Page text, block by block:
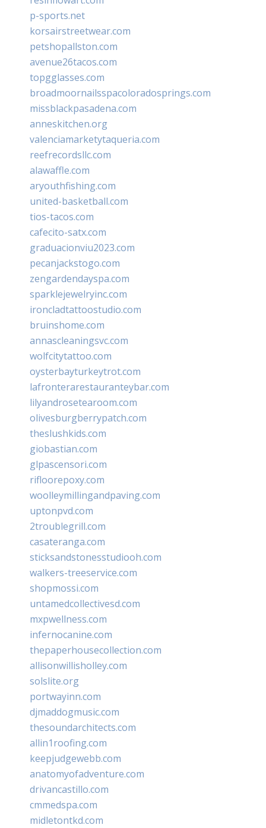
p-sports.net
korsairstreetwear.com
petshopallston.com
avenue26tacos.com
topgglasses.com
broadmoornailsspacoloradosprings.com
missblackpasadena.com
anneskitchen.org
valenciamarketytaqueria.com
reefrecordsllc.com
alawaffle.com
aryouthfishing.com
united-basketball.com
tios-tacos.com
cafecito-satx.com
graduacionviu2023.com
pecanjackstogo.com
zengardendayspa.com
sparklejewelryinc.com
ironcladtattoostudio.com
bruinshome.com
annascleaningsvc.com
wolfcitytattoo.com
oysterbayturkeytrot.com
lafronterarestauranteybar.com
lilyandrosetearoom.com
olivesburgberrypatch.com
theslushkids.com
giobastian.com
glpascensori.com
rifloorepoxy.com
woolleymillingandpaving.com
uptonpvd.com
2troublegrill.com
casateranga.com
sticksandstonesstudiooh.com
walkers-treeservice.com
shopmossi.com
untamedcollectivesd.com
mxpwellness.com
infernocanine.com
thepaperhousecollection.com
allisonwillisholley.com
solslite.org
portwayinn.com
djmaddogmusic.com
thesoundarchitects.com
allin1roofing.com
keepjudgewebb.com
anatomyofadventure.com
drivancastillo.com
cmmedspa.com
midletontkd.com